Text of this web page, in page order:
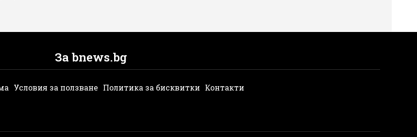
За bnews.bg
Условия за ползване Политика за бисквитки Контакти